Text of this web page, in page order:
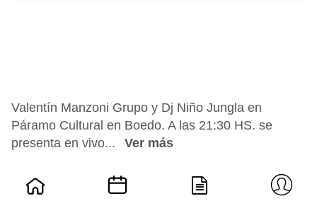
Valentín Manzoni Grupo y Dj Niño Jungla en
Páramo Cultural en Boedo. A las 21:30 HS. se
presenta en vivo...
Ver más